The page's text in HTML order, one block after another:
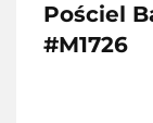
Pościel
#M1726